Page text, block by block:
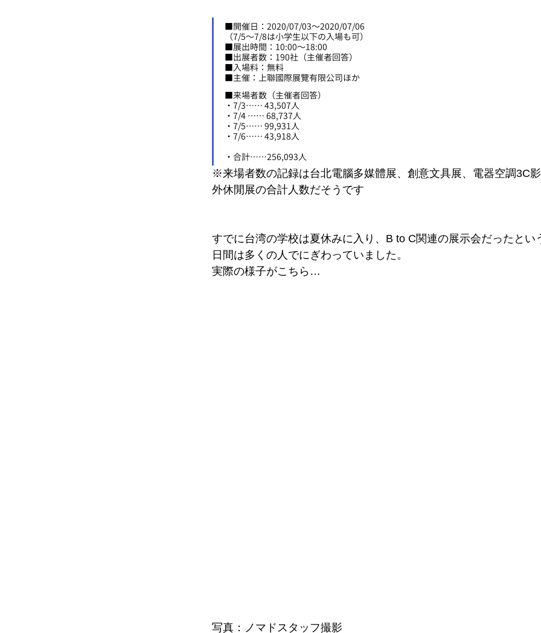
■開催日：2020/07/03～2020/07/06
（7/5～7/8は小学生以下の入場も可）
■展出時間：10:00～18:00
■出展者数：190社（主催者回答）
■入場料：無料
■主催：上聯國際展覽有限公司ほか
■来場者数（主催者回答）
・7/3…… 43,507人
・7/4 …… 68,737人
・7/5…… 99,931人
・7/6…… 43,918人
・合計……256,093人
※来場者数の記録は台北電腦多媒體展、創意文具展、電器空調3C
外休閒展の合計人数だそうです
すでに台湾の学校は夏休みに入り、B to C関連の展示会だったとい
日間は多くの人でにぎわっていました。
実際の様子がこちら…
写真：ノマドスタッフ撮影